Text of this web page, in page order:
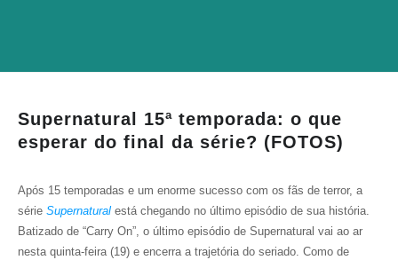
Supernatural 15ª temporada: o que
esperar do final da série? (FOTOS)
Após 15 temporadas e um enorme sucesso com os fãs de terror, a
série Supernatural está chegando no último episódio de sua história.
Batizado de “Carry On”, o último episódio de Supernatural vai ao ar
nesta quinta-feira (19) e encerra a trajetória do seriado. Como de